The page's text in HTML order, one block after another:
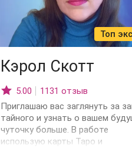
Топ
Кэрол Скотт
5.00
1131 отзыв
Приглашаю вас заглянуть за
тайного и узнать о вашем
чуточку больше. В работе
использую карты Таро и